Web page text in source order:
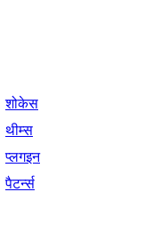
शोकेस
थीम्स
प्लगइन
पैटर्न्स